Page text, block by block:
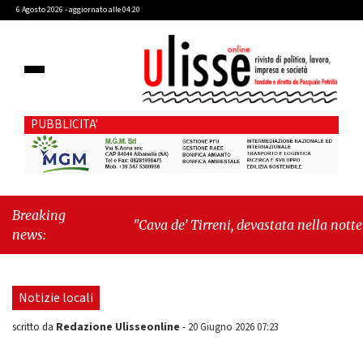
6 Agosto 2026 - aggiornato alle 04:20
PUBBLICITA'
Breaking
news:
"Cava de’ Tirreni, devastata nella notte la
fragilità sociali e pressioni economiche"
Notizie locali
scritto da Redazione Ulisseonline - 20 Giugno 2026 07:23